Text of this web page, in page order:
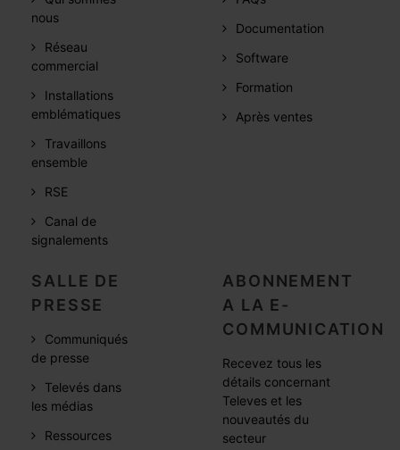
nous
Réseau
commercial
Installations
emblématiques
Travaillons
ensemble
RSE
Canal de
signalements
Documentation
Software
Formation
Après ventes
SALLE DE
PRESSE
Communiqués
de presse
Televés dans
les médias
Ressources
ABONNEMENT
A LA E-
COMMUNICATION
Recevez tous les
détails concernant
Televes et les
nouveautés du
secteur